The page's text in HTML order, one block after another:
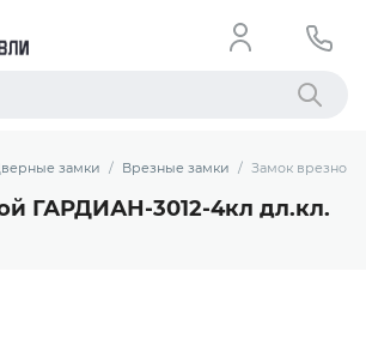
Найти
замки Врезные замки Замок врезной
ГАРДИАН-3012-4кл дл.кл.